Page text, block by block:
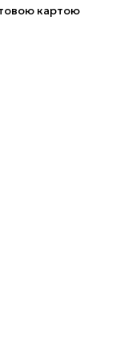
картою